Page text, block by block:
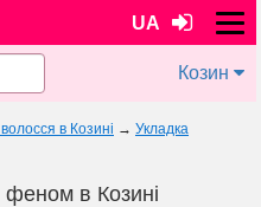
UA
Козин
в Козині → Укладка
в Козині